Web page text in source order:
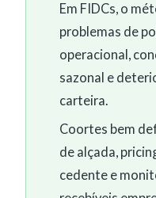
Em FIDCs, o
problemas de
operacional,
sazonal e
carteira.
Coortes bem
de alçada,
cedente e